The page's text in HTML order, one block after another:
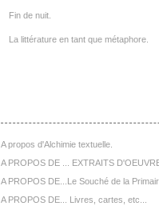
Fin de nuit.
La littérature en tant que métaphore.
A propos d'Alchimie textuelle.
A PROPOS DE ... EXTRAITS
A PROPOS DE...Le Souché de la
A PROPOS DE... Livres, cartes, etc...